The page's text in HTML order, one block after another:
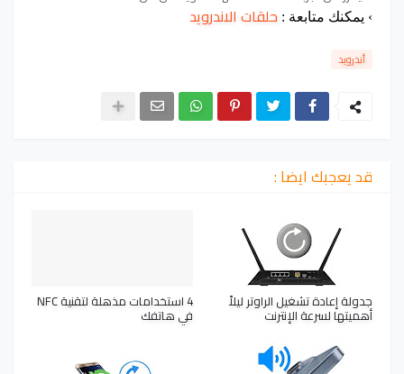
› يمكنك متابعة : حلقات الاندرويد
أندرويد
قد يعجبك ايضا :
جدولة إعادة تشغيل الراوتر ليلاً
أهميتها لسرعة الإنترنت
4 استخدامات مذهلة لتقنية NFC
في هاتفك